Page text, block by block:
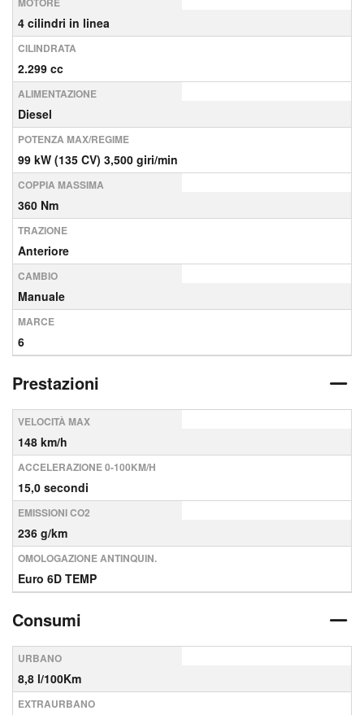
4 cilindri in linea
CILINDRATA
2.299 cc
ALIMENTAZIONE
Diesel
POTENZA MAX/REGIME
99 kW (135 CV) 3,500 giri/min
COPPIA MASSIMA
360 Nm
TRAZIONE
Anteriore
CAMBIO
Manuale
MARCE
6
Prestazioni
VELOCITÀ MAX
148 km/h
ACCELERAZIONE 0-100KM/H
15,0 secondi
EMISSIONI CO2
236 g/km
OMOLOGAZIONE ANTINQUIN.
Euro 6D TEMP
Consumi
URBANO
8,8 l/100Km
EXTRAURBANO